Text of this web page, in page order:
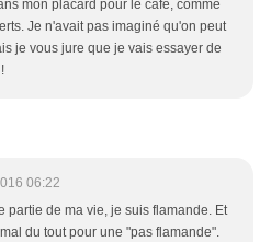
mon placard pour le café, comme
Je n'avait pas imaginé qu'on peut
je vous jure que je vais essayer de
06:22
partie de ma vie, je suis flamande. Et
du tout pour une "pas flamande".